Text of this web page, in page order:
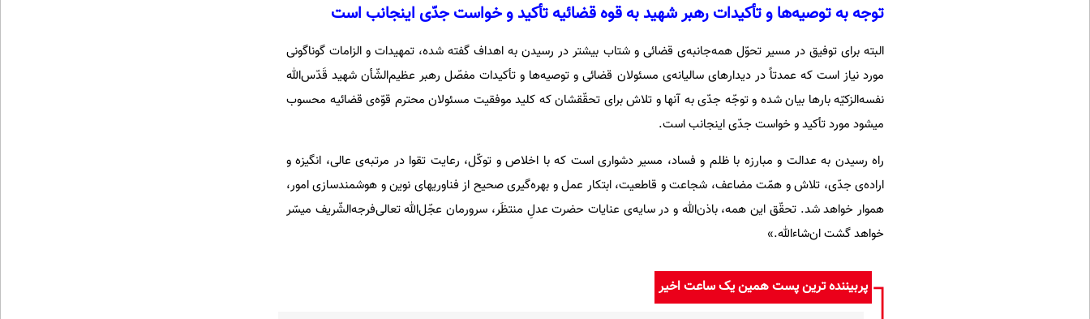
توجه به توصیه‌ها و تأکیدات رهبر شهید به قوه قضائیه تأکید و خواست جدّی اینجانب است
البته برای توفیق در مسیر تحوّل همه‌جانبه‌ی قضائی و شتاب بیشتر در رسیدن به اهداف گفته شده، تمهیدات و الزامات گوناگونی
مورد نیاز است که عمدتاً در دیدارهای سالیانه‌ی مسئولان قضائی و توصیه‌ها و تأکیدات مفصّل رهبر عظیم‌الشّأن شهید قَدّس‌الله
نفسه‌الزکیّه بارها بیان شده و توجّه جدّی به آنها و تلاش برای تحقّقشان که کلید موفقیت مسئولان محترم قوّه‌ی قضائیه محسوب
میشود مورد تأکید و خواست جدّی اینجانب است.
راه رسیدن به عدالت و مبارزه با ظلم و فساد، مسیر دشواری است که با اخلاص و توکّل، رعایت تقوا در مرتبه‌ی عالی، انگیزه و
اراده‌ی جدّی، تلاش و همّت مضاعف، شجاعت و قاطعیت، ابتکار عمل و بهره‌گیری صحیح از فناوریهای نوین و هوشمندسازی امور،
هموار خواهد شد. تحقّق این همه، باذن‌الله و در سایه‌ی عنایات حضرت عدلِ منتظَر، سرورمان عجّل‌الله تعالی‌فرجه‌الشّریف میسّر
خواهد گشت ان‌شاءالله.»
پربیننده ترین پست همین یک ساعت اخیر